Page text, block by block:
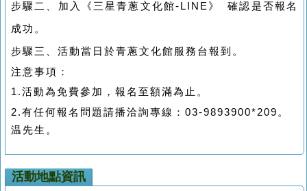
步驟二、加入《三星青蔥文化館-LINE》 確認是否報名
成功。
步驟三、活動當日於青蔥文化館服務台報到。
注意事項：
1.活動為免費參加，報名至額滿為止。
2.有任何報名問題請播洽詢專線：03-9893900*209。
温先生。
活動地點資訊